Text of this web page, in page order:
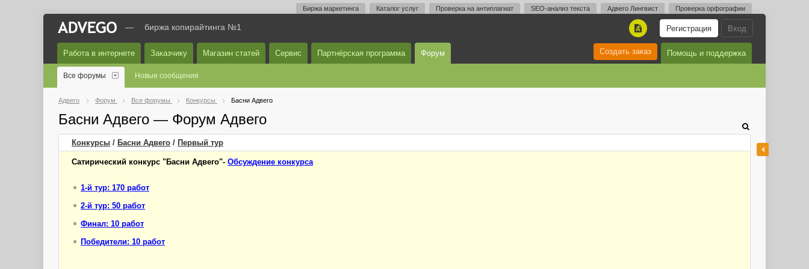
Биржа маркетинга Каталог услуг Проверка на антиплагиат SEO-анализ текста Адвего Лингвист Проверка орфографии
Вход
Регистрация
A
— биржа копирайтинга №1
Работа в интернете Заказчику Магазин статей Сервис Партнёрская программа Форум Помощь и поддержка
Создать заказ
Все форумы Новые сообщения
Адвего Форум Все форумы Конкурсы Басни Адвего
Басни Адвего — Форум Адвего
Конкурсы / Басни Адвего / Первый тур
Сатирический конкурс "Басни Адвего"- Обсуждение конкурса
1-й тур: 170 работ
2-й тур: 50 работ
Финал: 10 работ
Победители: 10 работ